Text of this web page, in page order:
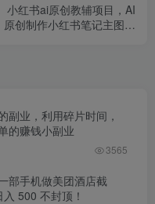
小红书ai原创教辅项目，AI
原创制作小红书笔记主图，
副业，利用碎片时间，
的赚钱小副业
3565
部手机做美团酒店截
500 不封顶！